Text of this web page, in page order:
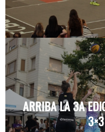
ARRIBA LA 3A